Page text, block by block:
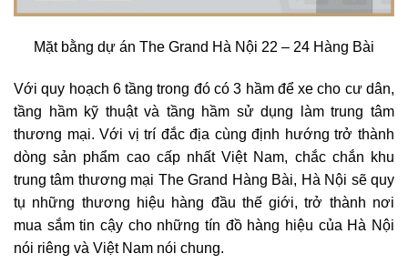
Mặt bằng dự án The Grand Hà Nội 22 – 24 Hàng Bài
Với quy hoạch 6 tầng trong đó có 3 hầm để xe cho cư dân,
tầng hầm kỹ thuật và tầng hầm sử dụng làm trung tâm
thương mại. Với vị trí đắc địa cùng định hướng trở thành
dòng sản phẩm cao cấp nhất Việt Nam, chắc chắn khu
trung tâm thương mại The Grand Hàng Bài, Hà Nội sẽ quy
tụ những thương hiệu hàng đầu thế giới, trở thành nơi
mua sắm tin cậy cho những tín đồ hàng hiệu của Hà Nội
nói riêng và Việt Nam nói chung.